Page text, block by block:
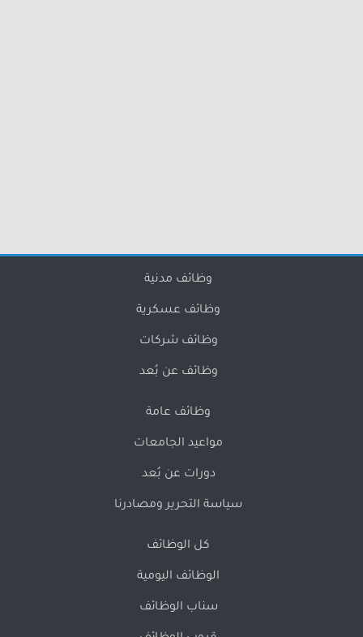
وظائف مدنية
وظائف عسكرية
وظائف شركات
وظائف عن بُعد
وظائف عامة
مواعيد الجامعات
دورات عن بُعد
سياسة التحرير ومصادرنا
كل الوظائف
الوظائف اليومية
سناب الوظائف